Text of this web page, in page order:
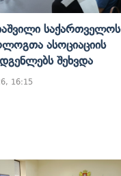
Საქართველოს
Ასოციაციის
Შეხვდა
16:15